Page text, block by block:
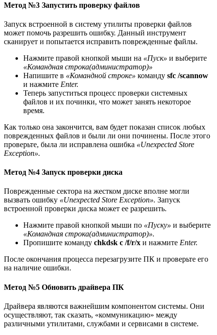
Метод №3 Запустить проверку файлов
Запуск встроенной в систему утилиты проверки файлов
может помочь разрешить ошибку. Данный инструмент
сканирует и попытается исправить поврежденные файлы.
Нажмите правой кнопкой мыши на «Пуск» и выберите
«Командная строка(администратор)»
Напишите в «Командной строке» команду sfc /scannow
и нажмите Enter.
Теперь запуститься процесс проверки системных
файлов и их починки, что может занять некоторое
время.
Как только она закончится, вам будет показан список любых
поврежденных файлов и были ли они починены. После этого
проверьте, была ли исправлена ошибка «Unexpected Store
Exception».
Метод №4 Запуск проверки диска
Поврежденные сектора на жестком диске вполне могли
вызвать ошибку «Unexpected Store Exception». Запуск
встроенной проверки диска может ее разрешить.
Нажмите правой кнопкой мыши по «Пуску» и выберите
«Командная строка(администратор)».
Пропишите команду chkdsk с /f/r/x и нажмите Enter.
После окончания процесса перезагрузите ПК и проверьте его
на наличие ошибки.
Метод №5 Обновить драйвера ПК
Драйвера являются важнейшим компонентом системы. Они
осуществляют, так сказать, «коммуникацию» между
различными утилитами, службами и сервисами в системе.